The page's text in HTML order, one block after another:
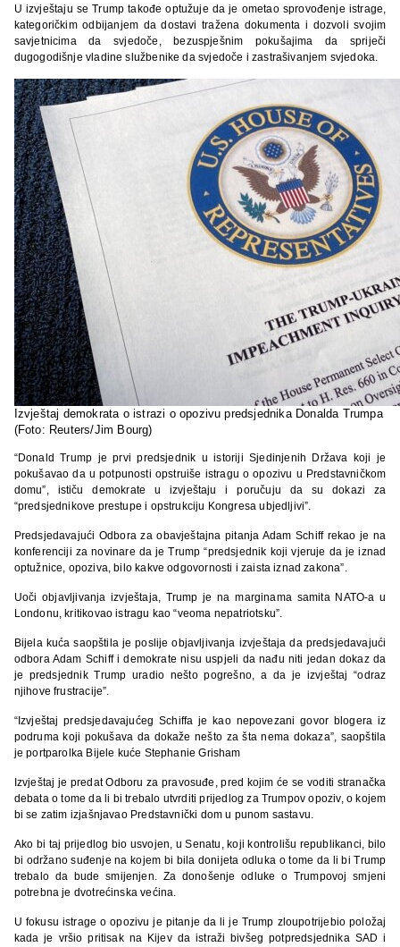
U izvještaju se Trump takođe optužuje da je ometao sprovođenje istrage,
kategoričkim odbijanjem da dostavi tražena dokumenta i dozvoli svojim
savjetnicima da svjedoče, bezuspješnim pokušajima da spriječi
dugogodišnje vladine službenike da svjedoče i zastrašivanjem svjedoka.
Izvještaj demokrata o istrazi o opozivu predsjednika Donalda Trumpa
(Foto: Reuters/Jim Bourg)
“Donald Trump je prvi predsjednik u istoriji Sjedinjenih Država koji je
pokušavao da u potpunosti opstruiše istragu o opozivu u Predstavničkom
domu”, ističu demokrate u izvještaju i poručuju da su dokazi za
“predsjednikove prestupe i opstrukciju Kongresa ubjedljivi”.
Predsjedavajući Odbora za obavještajna pitanja Adam Schiff rekao je na
konferenciji za novinare da je Trump “predsjednik koji vjeruje da je iznad
optužnice, opoziva, bilo kakve odgovornosti i zaista iznad zakona”.
Uoči objavljivanja izvještaja, Trump je na marginama samita NATO-a u
Londonu, kritikovao istragu kao “veoma nepatriotsku”.
Bijela kuća saopštila je poslije objavljivanja izvještaja da predsjedavajući
odbora Adam Schiff i demokrate nisu uspjeli da nađu niti jedan dokaz da
je predsjednik Trump uradio nešto pogrešno, a da je izvještaj “odraz
njihove frustracije”.
“Izvještaj predsjedavajućeg Schiffa je kao nepovezani govor blogera iz
podruma koji pokušava da dokaže nešto za šta nema dokaza”, saopštila
je portparolka Bijele kuće Stephanie Grisham
Izvještaj je predat Odboru za pravosuđe, pred kojim će se voditi stranačka
debata o tome da li bi trebalo utvrditi prijedlog za Trumpov opoziv, o kojem
bi se zatim izjašnjavao Predstavnički dom u punom sastavu.
Ako bi taj prijedlog bio usvojen, u Senatu, koji kontrolišu republikanci, bilo
bi održano suđenje na kojem bi bila donijeta odluka o tome da li bi Trump
trebalo da bude smijenjen. Za donošenje odluke o Trumpovoj smjeni
potrebna je dvotrećinska većina.
U fokusu istrage o opozivu je pitanje da li je Trump zloupotrijebio položaj
kada je vršio pritisak na Kijev da istraži bivšeg potpredsjednika SAD i